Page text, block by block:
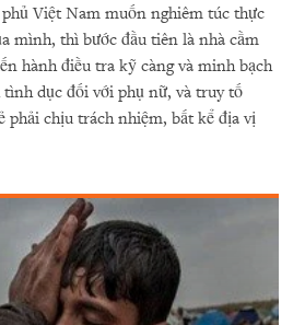
Việt Nam muốn nghiêm túc thực
mình, thì bước đầu tiên là nhà cầm
hành điều tra kỹ càng và minh bạch
tình dục đối với phụ nữ, và truy tố
phải chịu trách nhiệm, bất kể địa vị